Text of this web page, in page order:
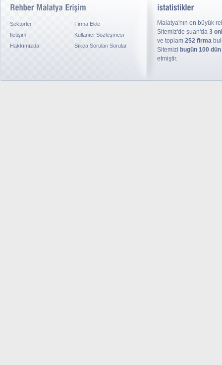
Sektörler
Firma Ekle
İletişim
Kullanıcı Sözleşmesi
Hakkımızda
Sıkça Sorulan Sorular
Malatya'nın en büyük
Sitemiz'de şuan'da 3
ve toplam 252 firma
Sitemizi bugün 100
etmiştir.